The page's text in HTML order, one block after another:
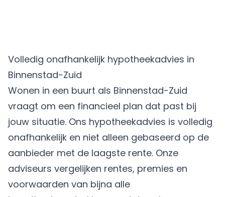
Volledig onafhankelijk hypotheekadvies in
Binnenstad-Zuid
Wonen in een buurt als Binnenstad-Zuid
vraagt om een financieel plan dat past bij
jouw situatie. Ons hypotheekadvies is volledig
onafhankelijk en niet alleen gebaseerd op de
aanbieder met de laagste rente. Onze
adviseurs vergelijken rentes, premies en
voorwaarden van bijna alle